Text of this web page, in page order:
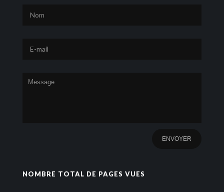
NOMBRE TOTAL DE PAGES VUES